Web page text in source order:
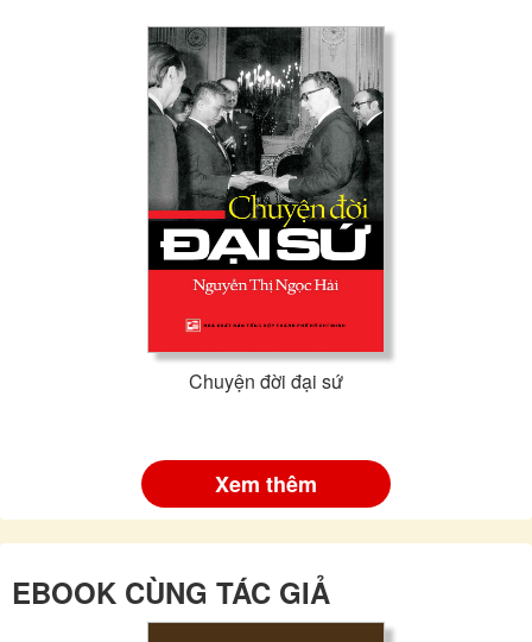
Chuyện đời đại sứ
Xem thêm
EBOOK CÙNG TÁC GIẢ